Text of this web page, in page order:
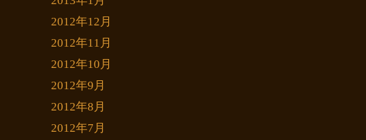
2012年12月
2012年11月
2012年10月
2012年9月
2012年8月
2012年7月